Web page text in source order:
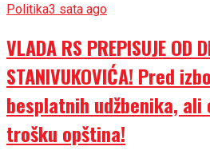
Politika3 sata ago
VLADA RS PREPISUJE OD
STANIVUKOVIĆA! Pred
besplatnih udžbenika, ali
trošku opština!